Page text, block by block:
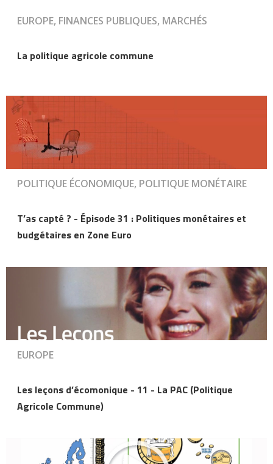
EUROPE, FINANCES PUBLIQUES, MARCHÉS
La politique agricole commune
POLITIQUE ÉCONOMIQUE, POLITIQUE MONÉTAIRE
T’as capté ? - Épisode 31 : Politiques monétaires et
budgétaires en Zone Euro
EUROPE
Les leçons d’écomonique - 11 - La PAC (Politique
Agricole Commune)